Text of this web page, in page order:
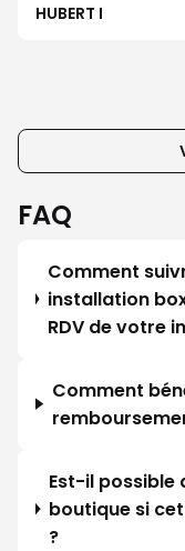
HUBERT I
FAQ
Comment
installation
RDV de votre
Comment
Est-il possible
boutique si
?